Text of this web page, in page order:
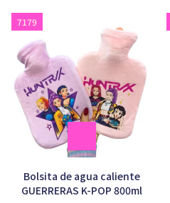
7179
Bolsita de agua caliente
GUERRERAS K-POP 800ml